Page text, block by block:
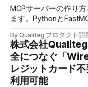
MCPサーバーの作り
ます。Pythonと
返すところまで作りま
By Qualiteg プロダクト開
株式会社
全につなぐ「
レジットカード
利用可能